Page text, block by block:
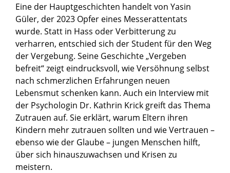
Eine der Hauptgeschichten handelt von Yasin
Güler, der 2023 Opfer eines Messerattentats
wurde. Statt in Hass oder Verbitterung zu
verharren, entschied sich der Student für den Weg
der Vergebung. Seine Geschichte „Vergeben
befreit“ zeigt eindrucksvoll, wie Versöhnung selbst
nach schmerzlichen Erfahrungen neuen
Lebensmut schenken kann. Auch ein Interview mit
der Psychologin Dr. Kathrin Krick greift das Thema
Zutrauen auf. Sie erklärt, warum Eltern ihren
Kindern mehr zutrauen sollten und wie Vertrauen –
ebenso wie der Glaube – jungen Menschen hilft,
über sich hinauszuwachsen und Krisen zu
meistern.